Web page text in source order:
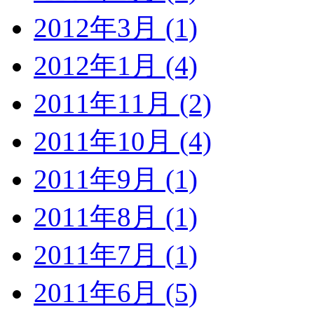
2012年3月 (1)
2012年1月 (4)
2011年11月 (2)
2011年10月 (4)
2011年9月 (1)
2011年8月 (1)
2011年7月 (1)
2011年6月 (5)